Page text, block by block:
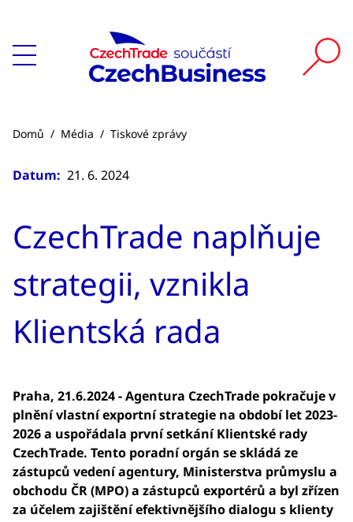
Domů / Média / Tiskové zprávy
Datum: 21. 6. 2024
CzechTrade naplňuje
strategii, vznikla
Klientská rada
Praha, 21.6.2024 - Agentura CzechTrade pokračuje v
plnění vlastní exportní strategie na období let 2023-
2026 a uspořádala první setkání Klientské rady
CzechTrade. Tento poradní orgán se skládá ze
zástupců vedení agentury, Ministerstva průmyslu a
obchodu ČR (MPO) a zástupců exportérů a byl zřízen
za účelem zajištění efektivnějšího dialogu s klienty